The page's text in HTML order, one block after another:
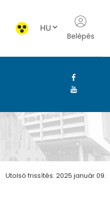
HU
Belépés
-
Utolsó frissítés: 2025 január 09.